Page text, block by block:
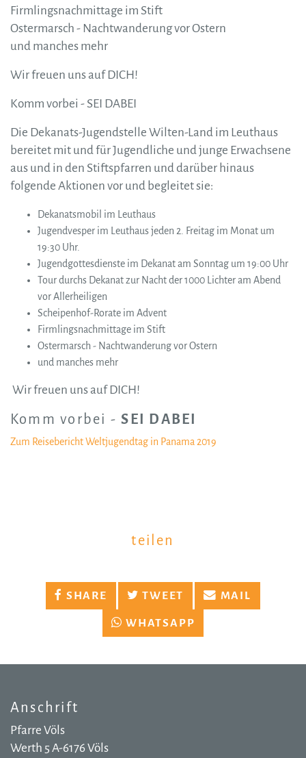
Firmlingsnachmittage im Stift
Ostermarsch - Nachtwanderung vor Ostern
und manches mehr
Wir freuen uns auf DICH!
Komm vorbei - SEI DABEI
Die Dekanats-Jugendstelle Wilten-Land im Leuthaus
bereitet mit und für Jugendliche und junge Erwachsene
aus und in den Stiftspfarren und darüber hinaus
folgende Aktionen vor und begleitet sie:
Dekanatsmobil im Leuthaus
Jugendvesper im Leuthaus jeden 2. Freitag im Monat um
19:30 Uhr.
Jugendgottesdienste im Dekanat am Sonntag um 19:00 Uhr
Tour durchs Dekanat zur Nacht der 1000 Lichter am Abend
vor Allerheiligen
Scheipenhof-Rorate im Advent
Firmlingsnachmittage im Stift
Ostermarsch - Nachtwanderung vor Ostern
und manches mehr
Wir freuen uns auf DICH!
Komm vorbei -SEI DABEI
Zum Reisebericht Weltjugendtag in Panama 2019
teilen
SHARE TWEET MAIL
WHATSAPP
Anschrift
Pfarre Völs
Werth 5 A-6176 Völs